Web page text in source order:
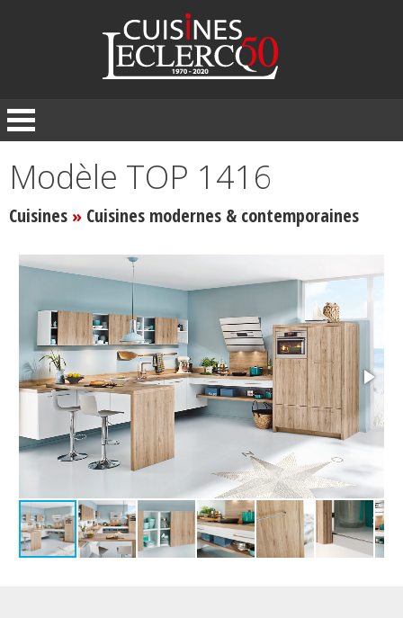
Modèle TOP 1416
Cuisines » Cuisines modernes & contemporaines